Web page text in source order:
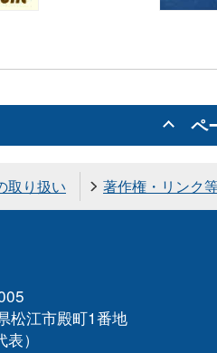
ペ
取り扱い 著作権・リンク
江市殿町1番地
）